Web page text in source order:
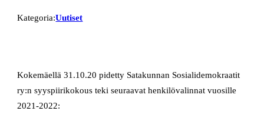
Kategoria:Uutiset
Kokemäellä 31.10.20 pidetty Satakunnan Sosialidemokraatit
ry:n syyspiirikokous teki seuraavat henkilövalinnat vuosille
2021-2022: